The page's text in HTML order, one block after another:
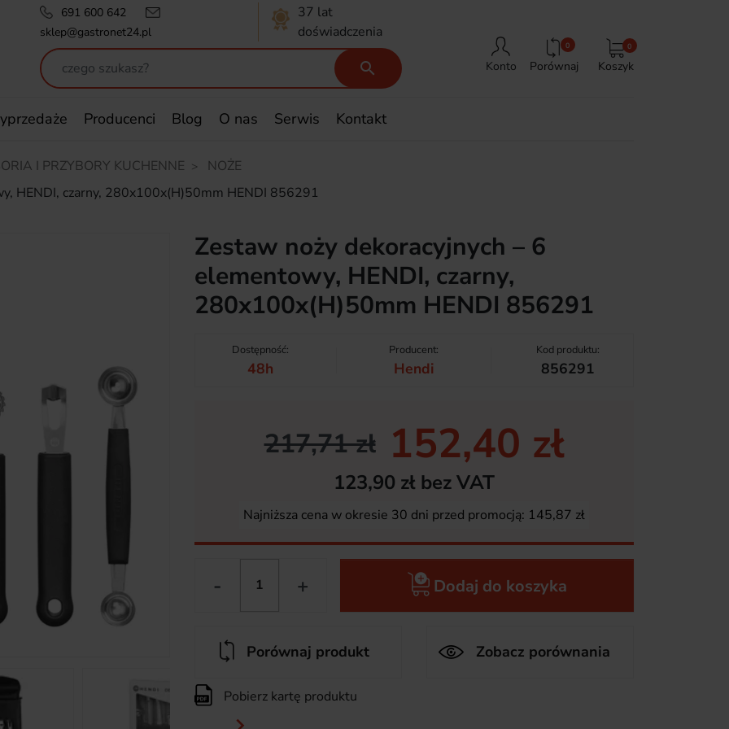
691 600 642
sklep@gastronet24.pl
37 lat
doświadczenia
 Konto
0
Porównaj Koszyk
0
Producenci Blog O nas Serwis Kontakt
I PRZYBORY KUCHENNE
NOŻE
HENDI, czarny, 280x100x(H)50mm HENDI 856291
Zestaw noży dekoracyjnych – 6
elementowy, HENDI, czarny,
280x100x(H)50mm HENDI 856291
Dostępność:
48h
Producent:
Hendi
Kod produktu:
856291
217,71 zł 152,40 zł
123,90 zł bez VAT
Najniższa cena w okresie 30 dni przed promocją: 145,87 zł
- + Dodaj do koszyka
Porównaj produkt Zobacz porównania
Pobierz kartę produktu